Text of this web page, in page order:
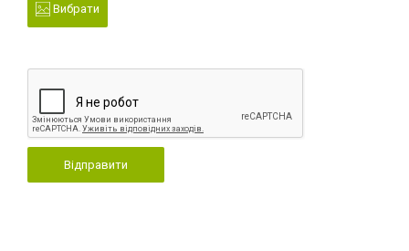
Вибрати
Відправити